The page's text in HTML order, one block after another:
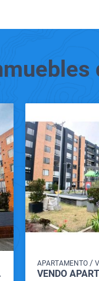
APARTAMENTO/